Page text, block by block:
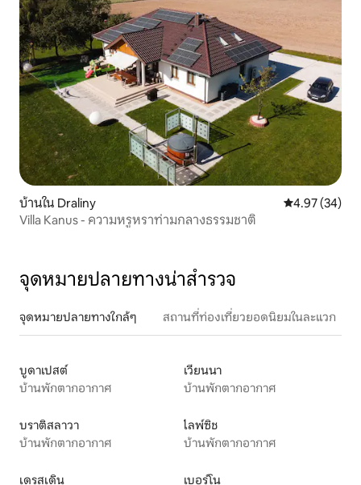
บ้านใน Draliny คะแนนเฉลี่ย
4.97 (34)
Villa Kanus - ความหรูหราท่ามกลางธรรมชาติ
จุดหมายปลายทางน่าสำรวจ
จุดหมายปลายทางใกล้ๆ สถานที่ท่องเที่ยวยอดนิยมในละแวก
บูดาเปสต์
บ้านพักตากอากาศ
เวียนนา
บ้านพักตากอากาศ
บราติสลาวา
บ้านพักตากอากาศ
ไลพ์ซิช
บ้านพักตากอากาศ
เดรสเดิน
เบอร์โน